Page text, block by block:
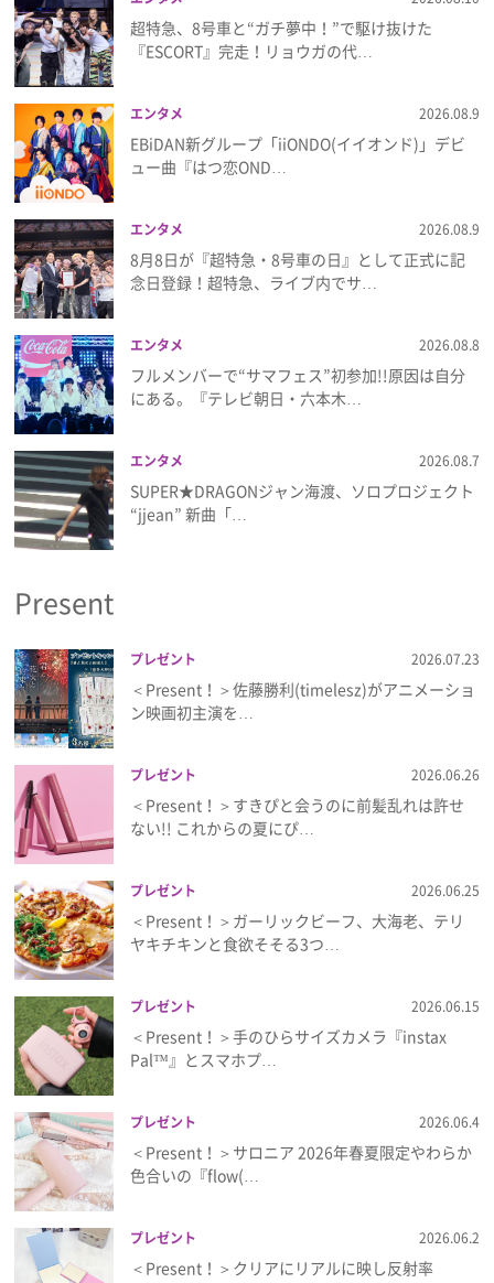
超特急、8号車と“ガチ夢中！”で駆け抜けた
『ESCORT』完走！リョウガの代…
エンタメ 2026.08.9
EBiDAN新グループ「iiONDO(イイオンド)」デビ
ュー曲『はつ恋OND…
エンタメ 2026.08.9
8月8日が『超特急・8号車の日』として正式に記
念日登録！超特急、ライブ内でサ…
エンタメ 2026.08.8
フルメンバーで“サマフェス”初参加!!原因は自分
にある。『テレビ朝日・六本木…
エンタメ 2026.08.7
SUPER★DRAGONジャン海渡、ソロプロジェクト
“jjean” 新曲「…
Present
プレゼント 2026.07.23
＜Present！＞佐藤勝利(timelesz)がアニメーショ
ン映画初主演を…
プレゼント 2026.06.26
＜Present！＞すきぴと会うのに前髪乱れは許せ
ない!! これからの夏にぴ…
プレゼント 2026.06.25
＜Present！＞ガーリックビーフ、大海老、テリ
ヤキチキンと食欲そそる3つ…
プレゼント 2026.06.15
＜Present！＞手のひらサイズカメラ『instax
Pal™』とスマホプ…
プレゼント 2026.06.4
＜Present！＞サロニア 2026年春夏限定やわらか
色合いの『flow(…
プレゼント 2026.06.2
＜Present！＞クリアにリアルに映し反射率